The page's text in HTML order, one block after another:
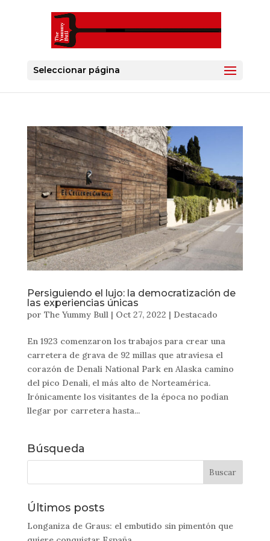
Seleccionar página
Persiguiendo el lujo: la democratización de
las experiencias únicas
por The Yummy Bull| Oct 27, 2022 | Destacado
En 1923 comenzaron los trabajos para crear una
carretera de grava de 92 millas que atraviesa el
corazón de Denali National Park en Alaska camino
del pico Denali, el más alto de Norteamérica.
Irónicamente los visitantes de la época no podían
llegar por carretera hasta...
Búsqueda
Últimos posts
Longaniza de Graus: el embutido sin pimentón que